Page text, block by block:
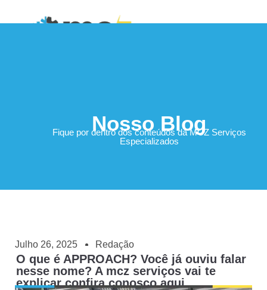
Nosso Blog
Fique por dentro dos conteúdos da MCZ Serviços
Especializados
Julho 26, 2025 Redação
O que é APPROACH? Você já ouviu falar
nesse nome? A mcz serviços vai te
explicar confira conosco aqui.